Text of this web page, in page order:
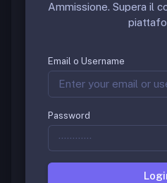
tutte: tutte le
Immunologia
anni 4)
Anatomia
Patologica
Ammissione. Supera il
Email o Username
Password